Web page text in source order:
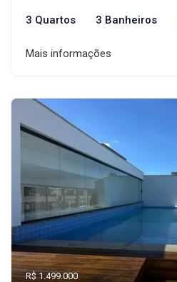
3 Quartos 3 Banheiros
Mais informações
R$ 1.499.000